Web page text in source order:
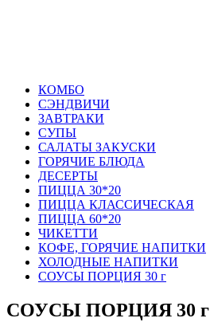
КОМБО
СЭНДВИЧИ
ЗАВТРАКИ
СУПЫ
САЛАТЫ ЗАКУСКИ
ГОРЯЧИЕ БЛЮДА
ДЕСЕРТЫ
ПИЦЦА 30*20
ПИЦЦА КЛАССИЧЕСКАЯ
ПИЦЦА 60*20
ЧИКЕТТИ
КОФЕ, ГОРЯЧИЕ НАПИТКИ
ХОЛОДНЫЕ НАПИТКИ
СОУСЫ ПОРЦИЯ 30 г
СОУСЫ ПОРЦИЯ 30 г